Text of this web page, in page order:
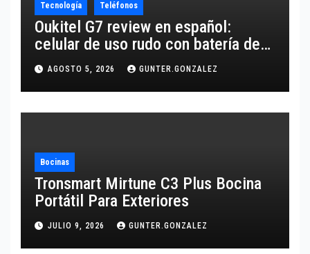
Tecnología Teléfonos
Oukitel G7 review en español:
celular de uso rudo con batería de
10,600 mAh
AGOSTO 5, 2026 GUNTER.GONZALEZ
Bocinas
Tronsmart Mirtune C3 Plus Bocina
Portátil Para Exteriores
JULIO 9, 2026 GUNTER.GONZALEZ